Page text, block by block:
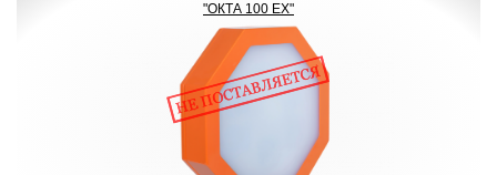
"ОКТА 100 ЕХ"